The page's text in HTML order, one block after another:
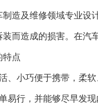
造及维修领域专业设
而造成的损害。在汽
点
小巧便于携带，柔软
行，并能够尽早发现